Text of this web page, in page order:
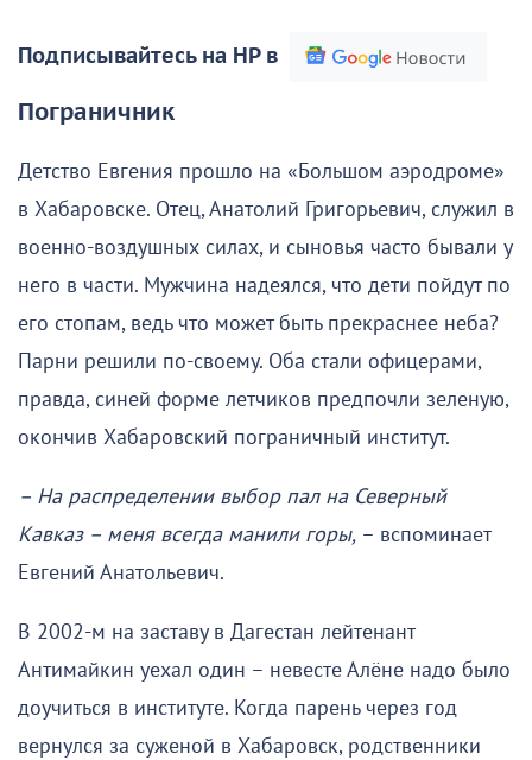
Подписывайтесь на НР в
Пограничник
Детство Евгения прошло на «Большом аэродроме»
в Хабаровске. Отец, Анатолий Григорьевич, служил в
военно-воздушных силах, и сыновья часто бывали у
него в части. Мужчина надеялся, что дети пойдут по
его стопам, ведь что может быть прекраснее неба?
Парни решили по-своему. Оба стали офицерами,
правда, синей форме летчиков предпочли зеленую,
окончив Хабаровский пограничный институт.
– На распределении выбор пал на Северный
Кавказ – меня всегда манили горы, – вспоминает
Евгений Анатольевич.
В 2002-м на заставу в Дагестан лейтенант
Антимайкин уехал один – невесте Алёне надо было
доучиться в институте. Когда парень через год
вернулся за суженой в Хабаровск, родственники